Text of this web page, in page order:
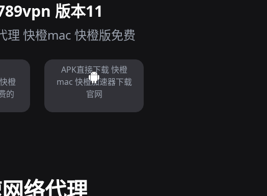
版本11
理 快橙mac 快橙版免费
橙
的
APK直接下载 快橙
mac 快橙加速器下载
官网
络代理